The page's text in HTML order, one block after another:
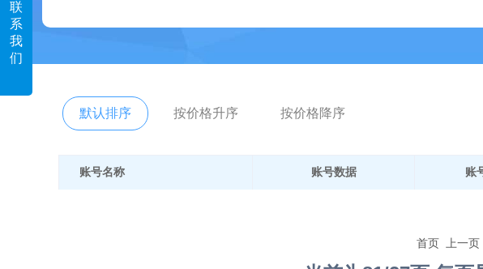
联
系
我
们
默认排序 按价格升序 按价格降序
账号名称 账号数据 账
首页 上一页